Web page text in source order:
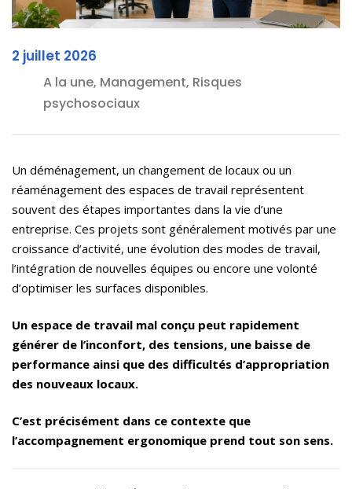
2 juillet 2026
A la une, Management, Risques
psychosociaux
Un déménagement, un changement de locaux ou un
réaménagement des espaces de travail représentent
souvent des étapes importantes dans la vie d’une
entreprise. Ces projets sont généralement motivés par une
croissance d’activité, une évolution des modes de travail,
l’intégration de nouvelles équipes ou encore une volonté
d’optimiser les surfaces disponibles.
Un espace de travail mal conçu peut rapidement
générer de l’inconfort, des tensions, une baisse de
performance ainsi que des difficultés d’appropriation
des nouveaux locaux.
C’est précisément dans ce contexte que
l’accompagnement ergonomique prend tout son sens.